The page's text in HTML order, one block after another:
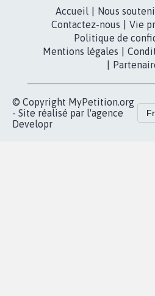
Accueil Nous
Contactez-nous
Vie
Politique de
Mentions légales
© Copyright MyPetition.org
- Site réalisé par l'agence
Developr